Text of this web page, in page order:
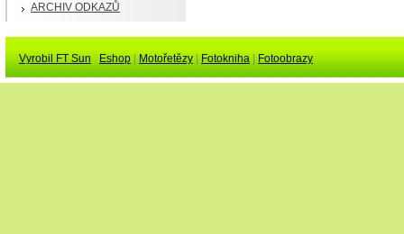
ARCHIV ODKAZŮ
Vyrobil FT Sun Eshop Motořetězy Fotokniha Fotoobrazy